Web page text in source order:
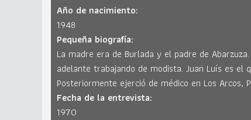
Año de nacimiento:
1948
Pequeña biografía:
La madre era de Burlada y el padre de
adelante trabajando de modista. Juan Luís es el
Posteriormente ejerció de médico en Los Arcos,
Fecha de la entrevista:
1970